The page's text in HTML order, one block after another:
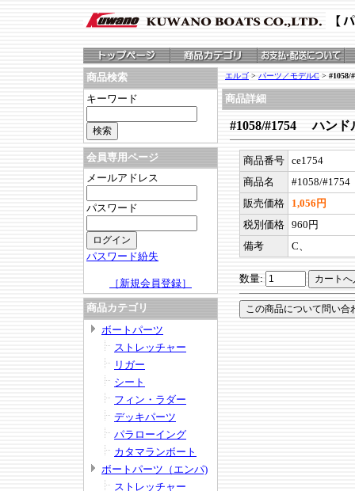
商品検索
キーワード
会員専用ページ
メールアドレス
パスワード
パスワード紛失
［新規会員登録］
商品カテゴリ
ボートパーツ
ストレッチャー
リガー
シート
フィン・ラダー
デッキパーツ
パラローイング
カタマランボート
ボートパーツ（エンパ)
ストレッチャー
エルゴ > パーツ／モデルC >
商品詳細
#1058/#1754 ハンド
商品番号 ce1754
商品名
#1058/
販売価格
1,056円
税別価格 960円
備考
C、
数量: